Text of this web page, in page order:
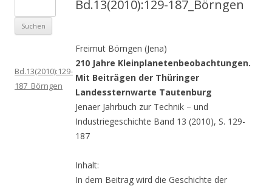
Bd.13(2010):129-187_Börngen
Freimut Börngen (Jena)
210 Jahre Kleinplanetenbeobachtungen.
Mit Beiträgen der Thüringer
Landessternwarte Tautenburg
Jenaer Jahrbuch zur Technik – und
Industriegeschichte Band 13 (2010), S. 129-
187
Inhalt:
In dem Beitrag wird die Geschichte der
u
c
n
a
Bd.13(2010):129-
187_Börngen